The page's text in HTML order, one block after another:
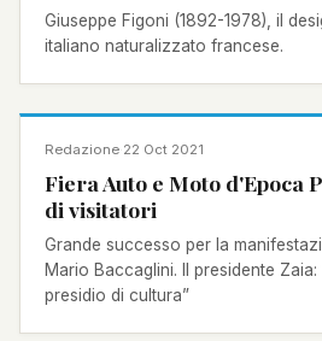
Giuseppe Figoni (1892-1978), il
italiano naturalizzato francese.
NOTIZIA
Redazione·22 Oct 2021
Fiera Auto e Moto d'Epoca
di visitatori
Grande successo per la
Mario Baccaglini. Il presidente
presidio di cultura”